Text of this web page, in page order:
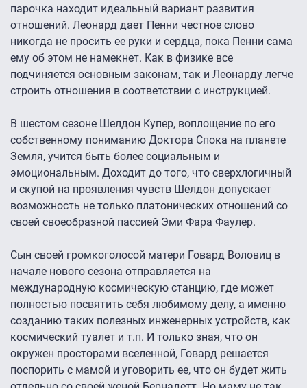
парочка находит идеальный вариант развития
отношений. Леонард дает Пенни честное слово
никогда не просить ее руки и сердца, пока Пенни сама
ему об этом не намекнет. Как в физике все
подчиняется основным законам, так и Леонарду легче
строить отношения в соответствии с инструкцией.
В шестом сезоне Шелдон Купер, воплощение по его
собственному пониманию Доктора Спока на планете
Земля, учится быть более социальным и
эмоциональным. Доходит до того, что сверхлогичный
и скупой на проявления чувств Шелдон допускает
возможность не только платонических отношений со
своей своеобразной пассией Эми Фара Фаулер.
Сын своей громкоголосой матери Говард Воловиц в
начале нового сезона отправляется на
международную космическую станцию, где может
полностью посвятить себя любимому делу, а именно
созданию таких полезных инженерных устройств, как
космический туалет и т.п. И только зная, что он
окружен просторами вселенной, Говард решается
поспорить с мамой и уговорить ее, что он будет жить